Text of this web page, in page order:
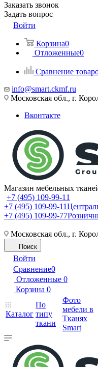
Заказать звонок
Задать вопрос
Войти
Корзина0
Отложенные0
Сравнение
info@smart.ckmf.ru
Московская обл., г.
Вконтакте
Магазин мебельных
+7 (495) 109-99-11
+7 (495) 109-99-11
+7 (495) 109-99-77
Московская обл., г.
Поиск
Войти
Сравнение0
Отложенные 0
Корзина 0
Каталог
По
типу
ткани
Фото
мебели в
Тканях
Smart